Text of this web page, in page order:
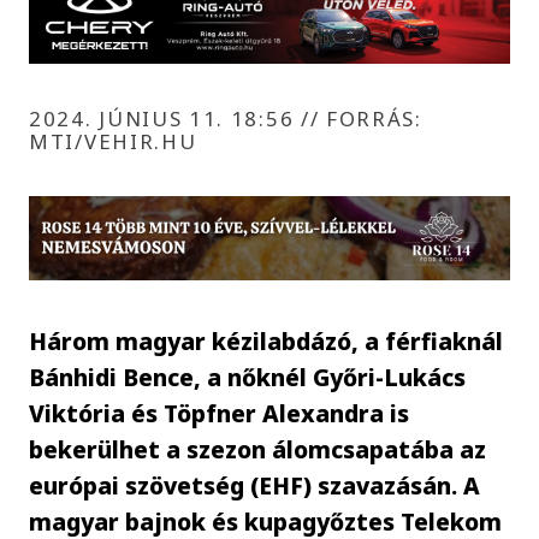
2024. JÚNIUS 11. 18:56 // FORRÁS:
MTI/VEHIR.HU
Három magyar kézilabdázó, a férfiaknál
Bánhidi Bence, a nőknél Győri-Lukács
Viktória és Töpfner Alexandra is
bekerülhet a szezon álomcsapatába az
európai szövetség (EHF) szavazásán. A
magyar bajnok és kupagyőztes Telekom